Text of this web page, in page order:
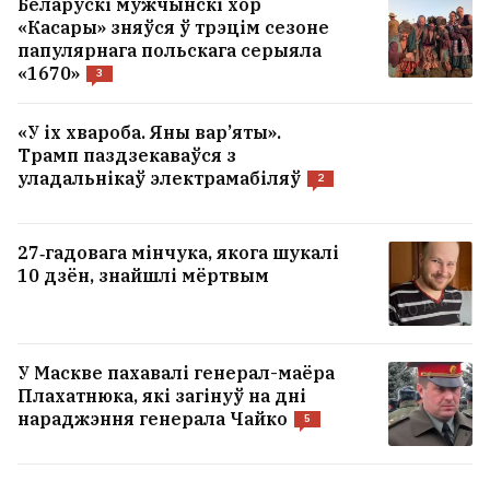
Беларускі мужчынскі хор
«Касары» зняўся ў трэцім сезоне
папулярнага польскага серыяла
«1670»
3
«У іх хвароба. Яны вар’яты».
Трамп паздзекаваўся з
уладальнікаў электрамабіляў
2
27‑гадовага мінчука, якога шукалі
10 дзён, знайшлі мёртвым
У Маскве пахавалі генерал-маёра
Плахатнюка, які загінуў на дні
нараджэння генерала Чайко
5